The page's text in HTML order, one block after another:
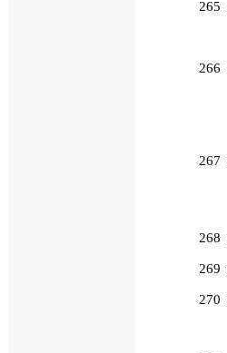
265
266
267
268
269
270